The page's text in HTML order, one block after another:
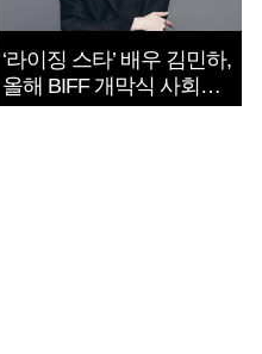
‘라이징 스타’ 배우 김민하,
올해 BIFF 개막식 사회자
확정